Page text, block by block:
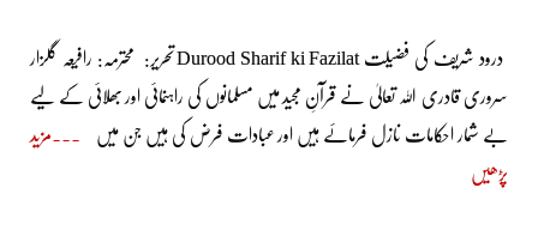
درود شریف کی فضیلت Durood Sharif ki Fazilat تحریر: محترمہ: رافیعہ گلزار
سروری قادری اللہ تعالیٰ نے قرآنِ مجید میں مسلمانوں کی راہنمائی اور بھلائی کے لیے
بے شمار احکامات نازل فرمائے ہیں اور عبادات فرض کی ہیں جن میں مزید
پڑھیں